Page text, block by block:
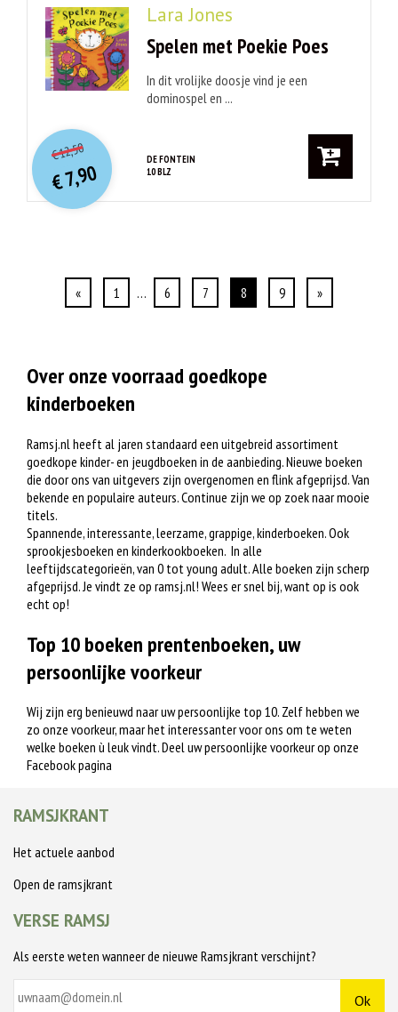
Lara Jones
Spelen met Poekie Poes
In dit vrolijke doosje vind je een
dominospel en ...
DE FONTEIN
10 BLZ
€12,50O
orspr
onkelijke
prijs
was:
€ 12,50.
€7,90
Huidige
prijs
is:
€ 7,90.
« 1 … 6 7 8 9 »
Over onze voorraad goedkope
kinderboeken
Ramsj.nl heeft al jaren standaard een uitgebreid assortiment
goedkope kinder- en jeugdboeken in de aanbieding. Nieuwe boeken
die door ons van uitgevers zijn overgenomen en flink afgeprijsd. Van
bekende en populaire auteurs. Continue zijn we op zoek naar mooie
titels.
Spannende, interessante, leerzame, grappige, kinderboeken. Ook
sprookjesboeken en kinderkookboeken. In alle
leeftijdscategorieën, van 0 tot young adult. Alle boeken zijn scherp
afgeprijsd. Je vindt ze op ramsj.nl! Wees er snel bij, want op is ook
echt op!
Top 10 boeken prentenboeken, uw
persoonlijke voorkeur
Wij zijn erg benieuwd naar uw persoonlijke top 10. Zelf hebben we
zo onze voorkeur, maar het interessanter voor ons om te weten
welke boeken ù leuk vindt. Deel uw persoonlijke voorkeur op onze
Facebook pagina
RAMSJKRANT
Het actuele aanbod
Open de ramsjkrant
VERSE RAMSJ
Als eerste weten wanneer de nieuwe Ramsjkrant verschijnt?